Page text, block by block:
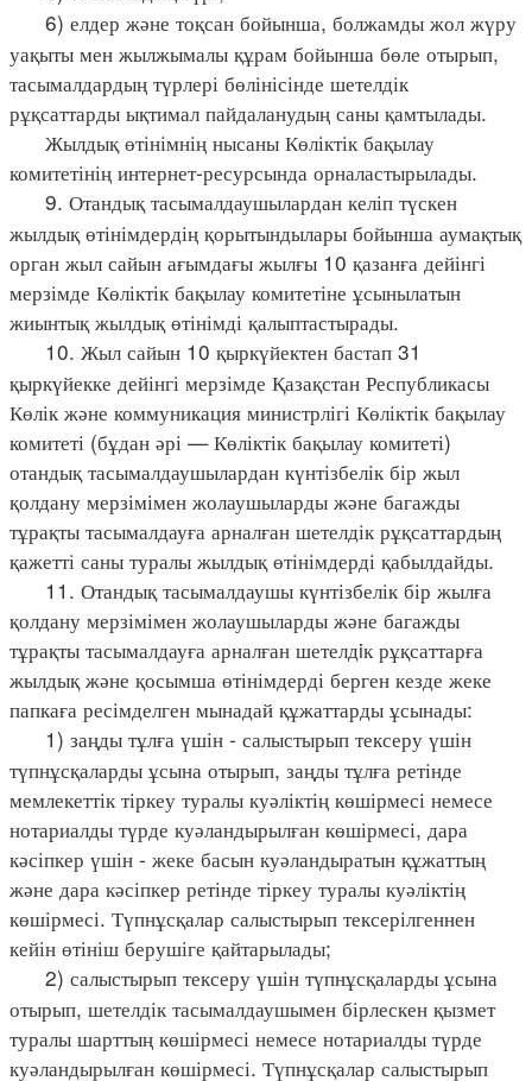
6) елдер және тоқсан бойынша, болжамды жол жүру
уақыты мен жылжымалы құрам бойынша бөле отырып,
тасымалдардың түрлері бөлінісінде шетелдік
рұқсаттарды ықтимал пайдаланудың саны қамтылады.
Жылдық өтінімнің нысаны Көліктік бақылау
комитетінің интернет-ресурсында орналастырылады.
9. Отандық тасымалдаушылардан келіп түскен
жылдық өтінімдердің қорытындылары бойынша аумақтық
орган жыл сайын ағымдағы жылғы 10 қазанға дейінгі
мерзімде Көліктік бақылау комитетіне ұсынылатын
жиынтық жылдық өтінімді қалыптастырады.
10. Жыл сайын 10 қыркүйектен бастап 31
қыркүйекке дейінгі мерзімде Қазақстан Республикасы
Көлік және коммуникация министрлігі Көліктік бақылау
комитеті (бұдан әрі — Көліктік бақылау комитеті)
отандық тасымалдаушылардан күнтізбелік бір жыл
қолдану мерзімімен жолаушыларды және багажды
тұрақты тасымалдауға арналған шетелдік рұқсаттардың
қажетті саны туралы жылдық өтінімдерді қабылдайды.
11. Отандық тасымалдаушы күнтізбелік бір жылға
қолдану мерзімімен жолаушыларды және багажды
тұрақты тасымалдауға арналған шетелдiк рұқсаттарға
жылдық және қосымша өтінімдерді берген кезде жеке
папкаға ресімделген мынадай құжаттарды ұсынады:
1) заңды тұлға үшін - салыстырып тексеру үшін
түпнұсқаларды ұсына отырып, заңды тұлға ретінде
мемлекеттік тіркеу туралы куәліктің көшірмесі немесе
нотариалды түрде куәландырылған көшірмесі, дара
кәсіпкер үшін - жеке басын куәландыратын құжаттың
және дара кәсіпкер ретінде тіркеу туралы куәліктің
көшірмесі. Түпнұсқалар салыстырып тексерілгеннен
кейін өтініш берушіге қайтарылады;
2) салыстырып тексеру үшін түпнұсқаларды ұсына
отырып, шетелдік тасымалдаушымен бірлескен қызмет
туралы шарттың көшірмесі немесе нотариалды түрде
куәландырылған көшірмесі. Түпнұсқалар салыстырып